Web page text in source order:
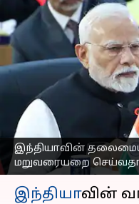
இந்தியாவின்
மறுவரையறை
பிரிக்ஸை
செய்வதாக
நரேந்திர
எழுதியவர் Sekar Chinnappan
செய்தி முன்னோட்டம்
இந்தியாவின்